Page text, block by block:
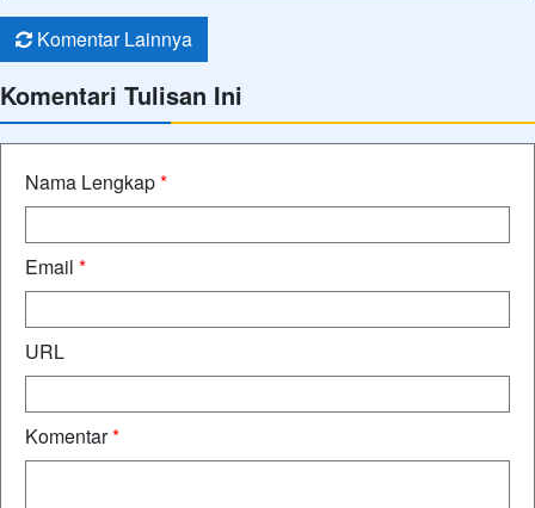
Komentar Lainnya
Komentari Tulisan Ini
Nama Lengkap*
Email *
URL
Komentar*